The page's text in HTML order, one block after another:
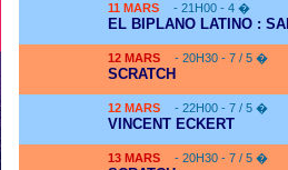
11 MARS - 21H00 - 4 �
EL BIPLANO LATINO :
12 MARS - 20H30 - 7 / 5 �
SCRATCH
12 MARS - 22H00 - 7 / 5 �
VINCENT ECKERT
13 MARS - 20H30 - 7 / 5 �